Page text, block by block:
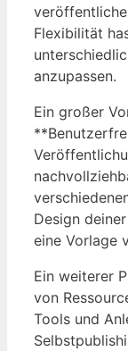
Flexibilität
anzupassen.
Ein großer
Design
eine Vorlage
Ein weiterer
von
Tools und